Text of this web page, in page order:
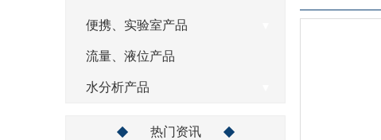
便携、实验室产品
- YT-M3008多波长便携比色计
- YT-MI600便携式水质分析仪
流量、液位产品
水分析产品
热门资讯